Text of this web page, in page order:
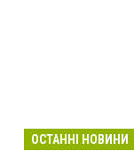
ОСТАННІ НОВИНИ